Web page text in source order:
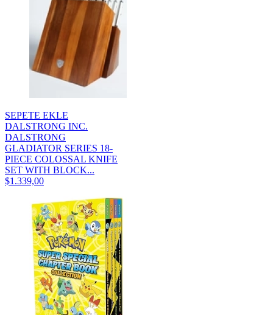
SEPETE EKLE
DALSTRONG INC.
DALSTRONG
GLADIATOR SERIES 18-
PIECE COLOSSAL KNIFE
SET WITH BLOCK...
$1.339,00